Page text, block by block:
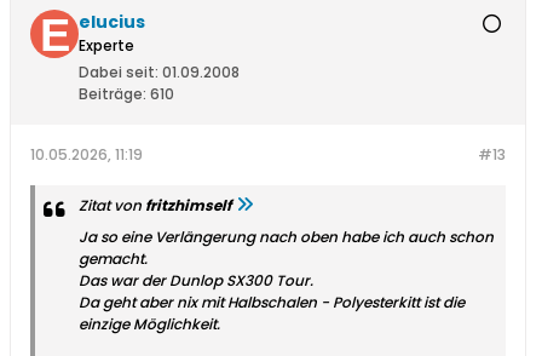
elucius
Experte
Dabei seit: 01.09.2008
Beiträge: 610
#13
10.05.2026, 11:19
Zitat von fritzhimself
Ja so eine Verlängerung nach oben habe ich auch schon
gemacht.
Das war der Dunlop SX300 Tour.
Da geht aber nix mit Halbschalen - Polyesterkitt ist die
einzige Möglichkeit.